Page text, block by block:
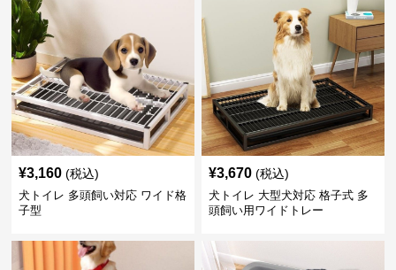
¥3,160 (税込)
犬トイレ 多頭飼い対応 ワイド格
子型
¥3,670 (税込)
犬トイレ 大型犬対応 格子式 多
頭飼い用ワイドトレー